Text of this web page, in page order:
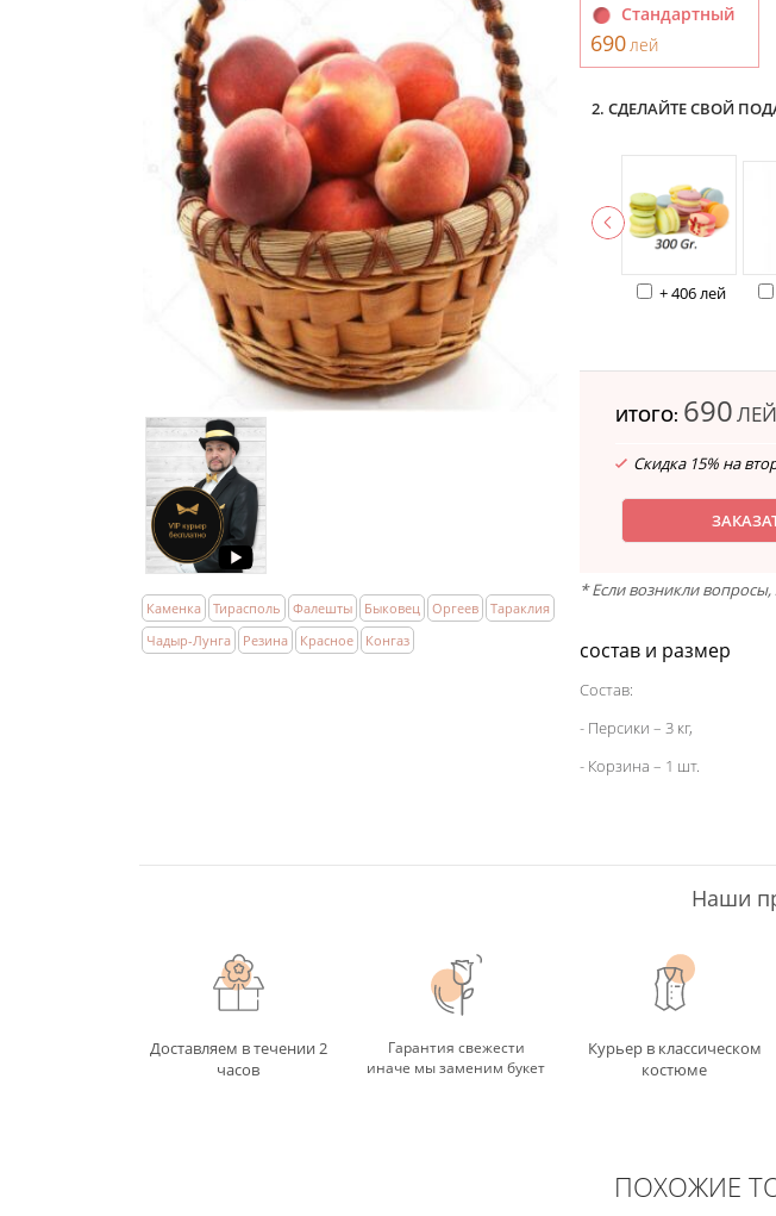
Каменка Тирасполь Фалешты Быковец Оргеев
Тараклия
Чадыр-Лунга
Резина Красное Конгаз
Стандартный
690 лей
2. СДЕЛАЙТЕ СВОЙ
+ 406 лей
ИТОГО: 690ЛЕЙ
Скидка 15% на
* Если возникли вопросы,
состав и размер
Состав:
- Персики – 3 кг,
- Корзина – 1 шт.
Наши
Доставляем в течении 2
часов
Гарантия свежести
иначе мы заменим букет
Курьер в классическом
костюме
ПОХОЖИЕ